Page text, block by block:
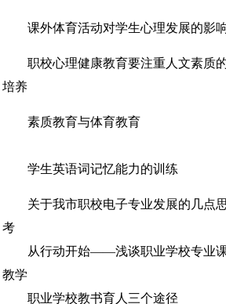
课外体育活动对学生心理发展的影
职校心理健康教育要注重人文素质
培养
素质教育与体育教育
学生英语词记忆能力的训练
关于我市职校电子专业发展的几点
考
从行动开始――浅谈职业学校专业
教学
职业学校教书育人三个途径